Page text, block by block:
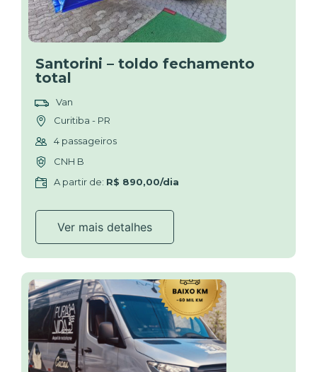
Santorini – toldo fechamento
total
Van
Curitiba - PR
4 passageiros
CNH B
A partir de: R$ 890,00/dia
Ver mais detalhes